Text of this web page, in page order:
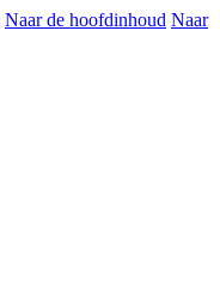
Naar de hoofdinhoud Naar